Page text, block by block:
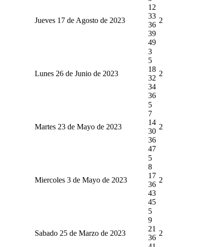
Jueves 17 de Agosto de 2023
12
33
36
39
49
2
Lunes 26 de Junio de 2023
3
5
18
32
34
36
2
Martes 23 de Mayo de 2023
5
7
14
30
36
47
2
Miercoles 3 de Mayo de 2023
5
8
17
36
43
45
2
Sabado 25 de Marzo de 2023
5
9
21
36
2